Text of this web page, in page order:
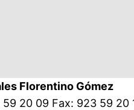
Florentino Gómez
20 09 Fax: 923 59 20